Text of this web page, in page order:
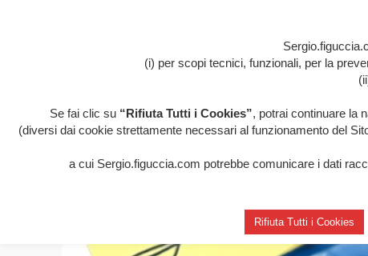
(i) per scopi tecnici, funzionali, per la
Se fai clic su “Rifiuta Tutti i Cookies”, potrai continuare la
(diversi dai cookie strettamente necessari al funzionamento del
a cui Sergio.figuccia.com potrebbe comunicare i dati
Rifiuta Tutti i Cookies